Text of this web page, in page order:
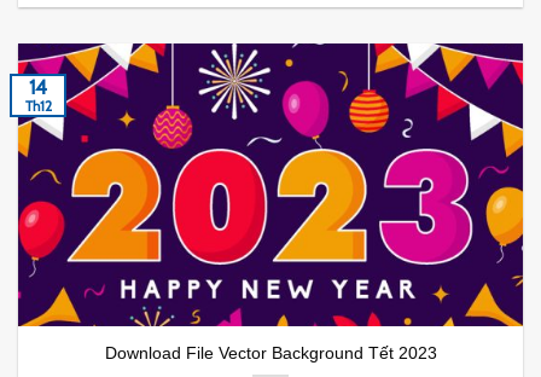
Download File Vector Background Tết 2023
14
Th12